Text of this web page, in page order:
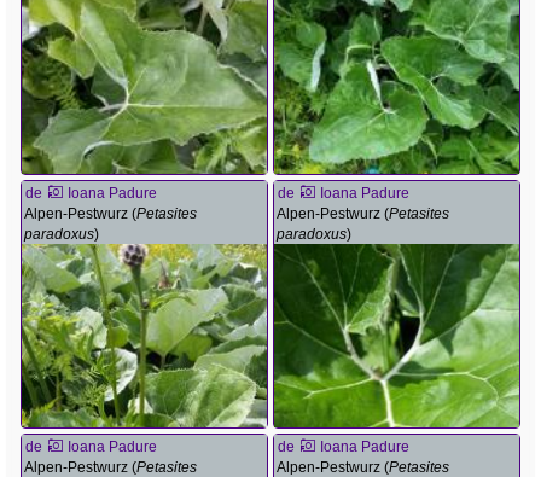
de
Ioana Padure
Alpen-Pestwurz (Petasites
paradoxus)
de
Ioana Padure
Alpen-Pestwurz (Petasites
paradoxus)
de
Ioana Padure
Alpen-Pestwurz (Petasites
de
Ioana Padure
Alpen-Pestwurz (Petasites